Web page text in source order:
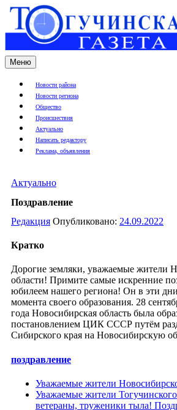
Меню
Новости района
Новости региона
Общество
Происшествия
Актуально
Написать редактору
Реклама, объявления
Актуально
Поздравление
Редакция Опубликовано: 24.09.2022
Кратко
Дорогие земляки, уважаемые жители
области! Примите самые искренние
юбилеем нашего региона! Он в эти дни
момента своего образования. 28
года Новосибирская область была
постановлением ЦИК СССР путём
Сибирского края на Новосибирскую
поздравление
Уважаемые жители
Уважаемые жители
ветераны, труженики тыла!